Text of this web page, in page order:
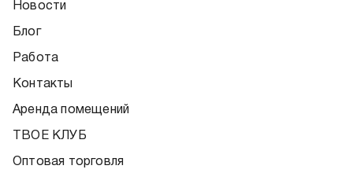
Новости
Блог
Работа
Контакты
Аренда помещений
ТВОЕ КЛУБ
Оптовая торговля